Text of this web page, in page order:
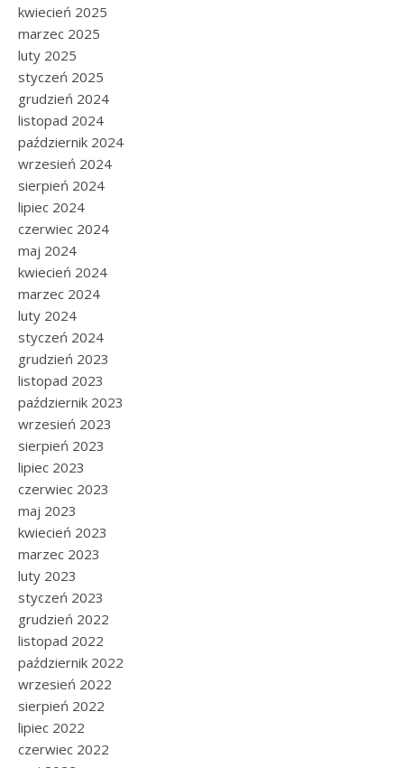
kwiecień 2025
marzec 2025
luty 2025
styczeń 2025
grudzień 2024
listopad 2024
październik 2024
wrzesień 2024
sierpień 2024
lipiec 2024
czerwiec 2024
maj 2024
kwiecień 2024
marzec 2024
luty 2024
styczeń 2024
grudzień 2023
listopad 2023
październik 2023
wrzesień 2023
sierpień 2023
lipiec 2023
czerwiec 2023
maj 2023
kwiecień 2023
marzec 2023
luty 2023
styczeń 2023
grudzień 2022
listopad 2022
październik 2022
wrzesień 2022
sierpień 2022
lipiec 2022
czerwiec 2022